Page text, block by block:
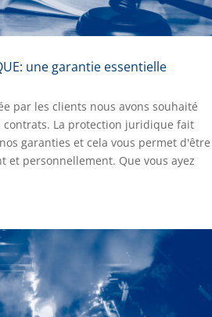
une garantie essentielle
par les clients nous avons souhaité
La protection juridique fait
garanties et cela vous permet d'être
et personnellement. Que vous ayez